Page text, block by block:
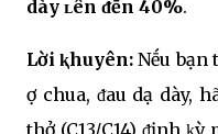
dày ʟên ᵭḗn 40%.
Lời ⱪhuyên: Nḗu bạn
ợ chua, ᵭau dạ dày,